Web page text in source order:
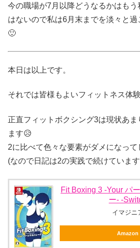
今の職場が7月以降どうなるかはも
はないので私は6月末までを淡々と
🙂
本日は以上です。
それでは皆様もよいフィットネス体
正直フィットボクシング3は現状あ
ます😥
2に比べて色々な要素がダメになって
(なので日記は2の実践で続けていま
Fit Boxing 3 -Your パ
ー- -
イマジニ
Amazon